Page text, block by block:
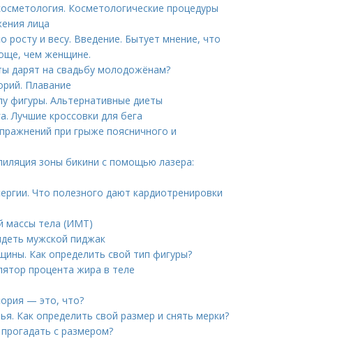
Косметологические процедуры
лица
и весу. Введение. Бытует мнение, что
чем женщине.
дарят на свадьбу молодожёнам?
Плавание
фигуры. Альтернативные диеты
Лучшие кроссовки для бега
при грыже поясничного и
зоны бикини с помощью лазера:
Что полезного дают кардиотренировки
массы тела (ИМТ)
мужской пиджак
Как определить свой тип фигуры?
процента жира в теле
— это, что?
Как определить свой размер и снять мерки?
с размером?